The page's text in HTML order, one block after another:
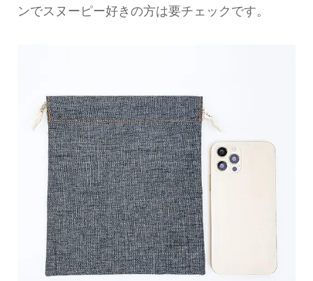
ンでスヌーピー好きの方は要チェックです。